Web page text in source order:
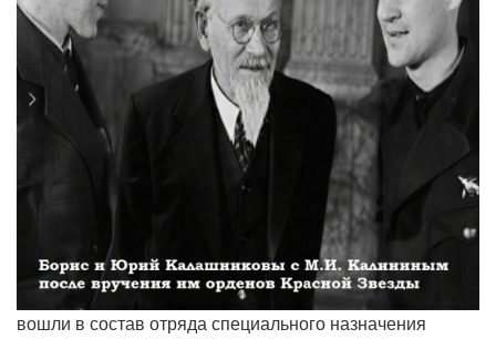
вошли в состав отряда специального назначения